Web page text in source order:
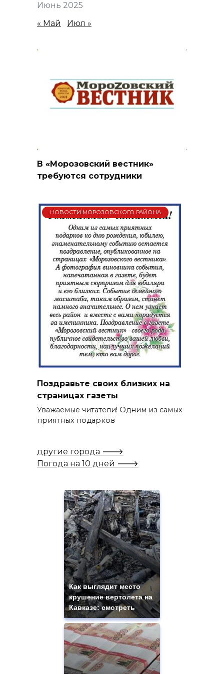
Июнь 2025
« Май Июл »
В «Морозовский вестник»
требуются сотрудники
НОВОСТИ МОРОЗОВСКОГО РАЙОНА
Поздравьте своих близких на
страницах газеты
Уважаемые читатели! Одним из самых
приятных подарков
другие города 🡒
Погода на 10 дней 🡒
Как выглядит место
крушение вертолета на
Кавказе: смотреть